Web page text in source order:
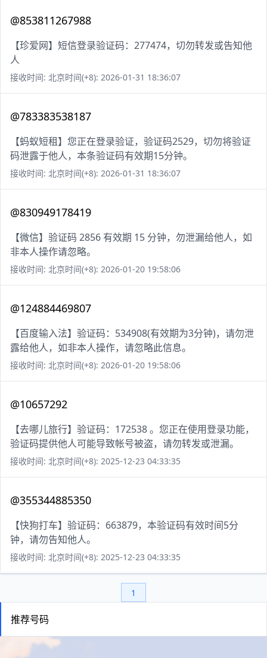
@853811267988
【珍爱网】短信登录验证码：277474，切勿转发或告知他
人
接收时间: 北京时间(+8): 2026-01-31 18:36:07
@783383538187
【蚂蚁短租】您正在登录验证，验证码2529，切勿将验证
码泄露于他人，本条验证码有效期15分钟。
接收时间: 北京时间(+8): 2026-01-31 18:36:07
@830949178419
【微信】验证码 2856 有效期 15 分钟，勿泄漏给他人，如
非本人操作请忽略。
接收时间: 北京时间(+8): 2026-01-20 19:58:06
@124884469807
【百度输入法】验证码：534908(有效期为3分钟)，请勿泄
露给他人，如非本人操作，请忽略此信息。
接收时间: 北京时间(+8): 2026-01-20 19:58:06
@10657292
【去哪儿旅行】验证码：172538 。您正在使用登录功能，
验证码提供他人可能导致帐号被盗，请勿转发或泄漏。
接收时间: 北京时间(+8): 2025-12-23 04:33:35
@355344885350
【快狗打车】验证码：663879，本验证码有效时间5分
钟，请勿告知他人。
接收时间: 北京时间(+8): 2025-12-23 04:33:35
1
推荐号码